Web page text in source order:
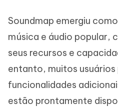
Soundmap emergiu
música e áudio popular,
seus recursos e
entanto, muitos usuários
funcionalidades
estão prontamente